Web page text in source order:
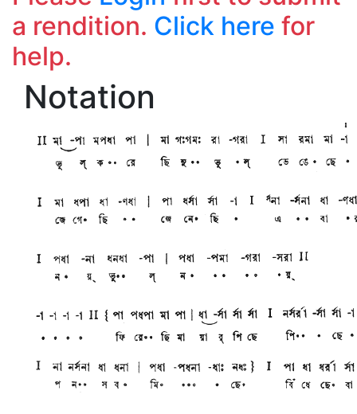
a rendition. Click here for
help.
Notation